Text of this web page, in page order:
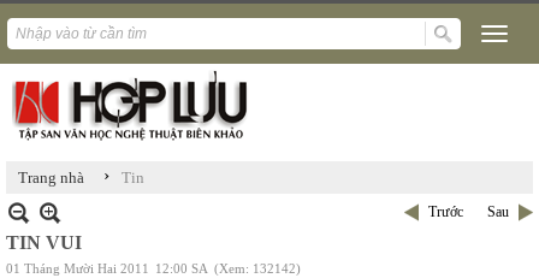
Trang nhà › Tin
Trước Sau
TIN VUI
01 Tháng Mười Hai 2011 12:00 SA (Xem: 132142)